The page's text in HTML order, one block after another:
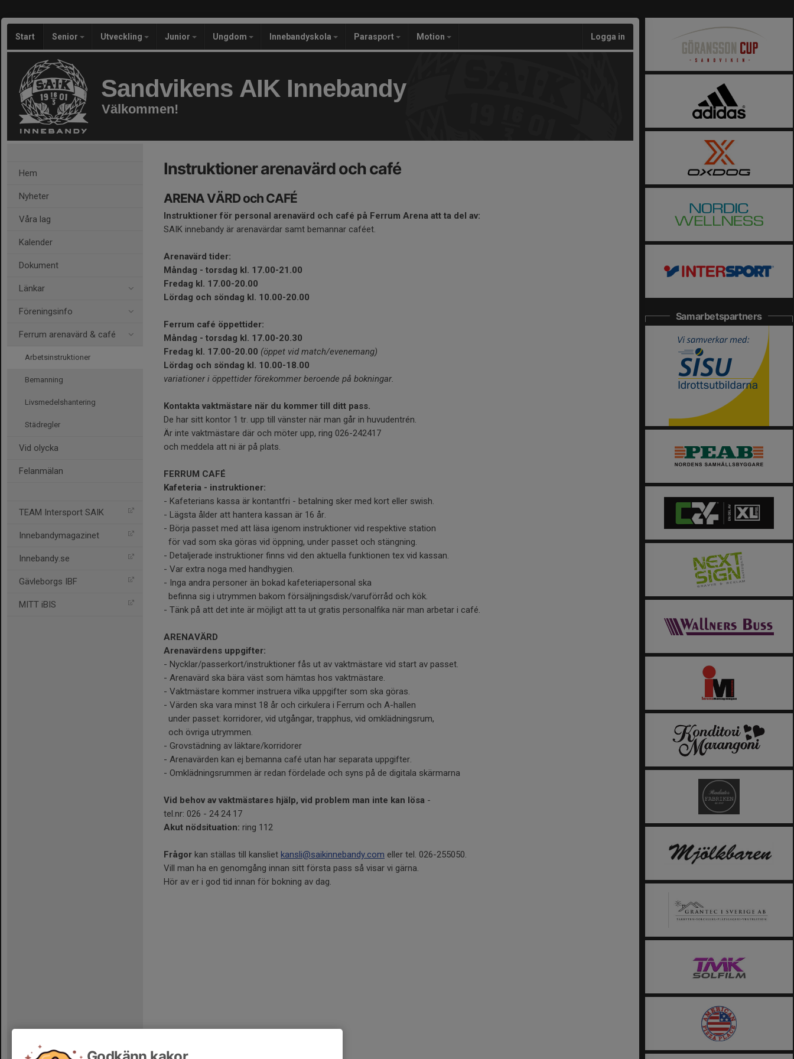
Start Senior Utveckling Junior Ungdom Innebandyskola Parasport Motion Logga in
Sandvikens AIK Innebandy
Välkommen!
Hem
Nyheter
Våra lag
Kalender
Dokument
Länkar
Föreningsinfo
Ferrum arenavärd & café
Arbetsinstruktioner
Bemanning
Livsmedelshantering
Städregler
Vid olycka
Felanmälan
TEAM Intersport SAIK
Innebandymagazinet
Innebandy.se
Gävleborgs IBF
MITT iBIS
Instruktioner arenavärd och café
ARENA VÄRD och CAFÉ
Instruktioner för personal arenavärd och café på Ferrum Arena att ta del av:
SAIK innebandy är arenavärdar samt bemannar caféet.
Arenavärd tider:
Måndag - torsdag kl. 17.00-21.00
Fredag kl. 17.00-20.00
Lördag och söndag kl. 10.00-20.00
Ferrum café öppettider:
Måndag - torsdag kl. 17.00-20.30
Fredag kl. 17.00-20.00 (öppet vid match/evenemang)
Lördag och söndag kl. 10.00-18.00
variationer i öppettider förekommer beroende på bokningar.
Kontakta vaktmästare när du kommer till ditt pass.
De har sitt kontor 1 tr. upp till vänster när man går in huvudentrén.
Är inte vaktmästare där och möter upp, ring 026-242417
och meddela att ni är på plats.
FERRUM CAFÉ
Kafeteria - instruktioner:
- Kafeterians kassa är kontantfri - betalning sker med kort eller swish.
- Lägsta ålder att hantera kassan är 16 år.
- Börja passet med att läsa igenom instruktioner vid respektive station
för vad som ska göras vid öppning, under passet och stängning.
- Detaljerade instruktioner finns vid den aktuella funktionen tex vid kassan.
- Var extra noga med handhygien.
- Inga andra personer än bokad kafeteriapersonal ska
befinna sig i utrymmen bakom försäljningsdisk/varuförråd och kök.
- Tänk på att det inte är möjligt att ta ut gratis personalfika när man arbetar i café.
ARENAVÄRD
Arenavärdens uppgifter:
- Nycklar/passerkort/instruktioner fås ut av vaktmästare vid start av passet.
- Arenavärd ska bära väst som hämtas hos vaktmästare.
- Vaktmästare kommer instruera vilka uppgifter som ska göras.
- Värden ska vara minst 18 år och cirkulera i Ferrum och A-hallen
under passet: korridorer, vid utgångar, trapphus, vid omklädningsrum,
och övriga utrymmen.
- Grovstädning av läktare/korridorer
- Arenavärden kan ej bemanna café utan har separata uppgifter.
- Omklädningsrummen är redan fördelade och syns på de digitala skärmarna
Vid behov av vaktmästares hjälp, vid problem man inte kan lösa -
tel.nr: 026 - 24 24 17
Akut nödsituation: ring 112
Frågor kan ställas till kansliet kansli@saikinnebandy.com eller tel. 026-255050.
Vill man ha en genomgång innan sitt första pass så visar vi gärna.
Hör av er i god tid innan för bokning av dag.
Samarbetspartners